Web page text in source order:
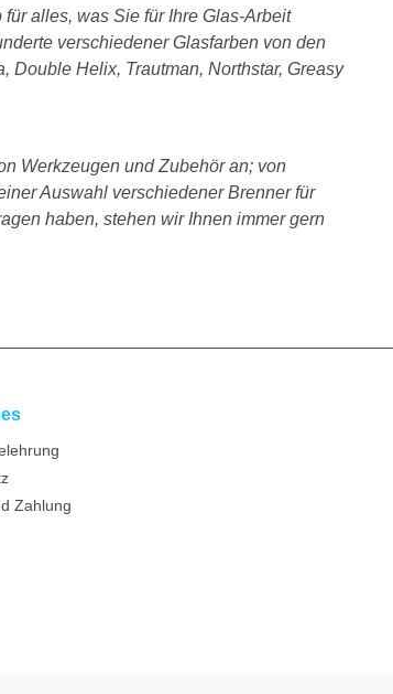
alles, was Sie für Ihre Glas-Arbeit
verschiedener Glasfarben von den
Double Helix, Trautman, Northstar, Greasy
Werkzeugen und Zubehör an; von
Auswahl verschiedener Brenner für
haben, stehen wir Ihnen immer gern
Zahlung